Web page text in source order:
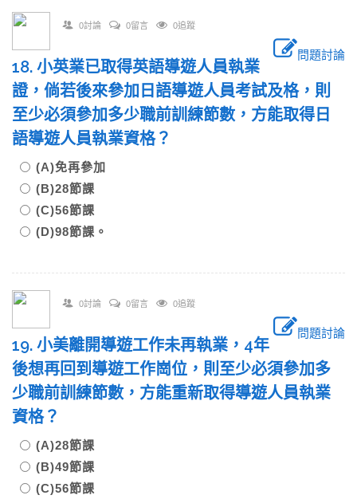
0討論 0留言 0追蹤
問題討論
18. 小英業已取得英語導遊人員執業
證，倘若後來參加日語導遊人員考試及格，則
至少必須參加多少職前訓練節數，方能取得日
語導遊人員執業資格？
(A)免再參加
(B)28節課
(C)56節課
(D)98節課。
0討論 0留言 0追蹤
問題討論
19. 小美離開導遊工作未再執業，4年
後想再回到導遊工作崗位，則至少必須參加多
少職前訓練節數，方能重新取得導遊人員執業
資格？
(A)28節課
(B)49節課
(C)56節課